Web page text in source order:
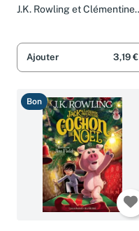
J.K. Rowling et Clémentine
Ajouter 3,19 €
Bon